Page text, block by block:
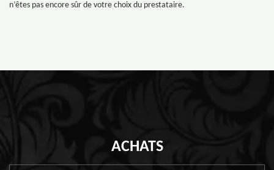
n’êtes pas encore sûr de votre choix du prestataire.
ACHATS